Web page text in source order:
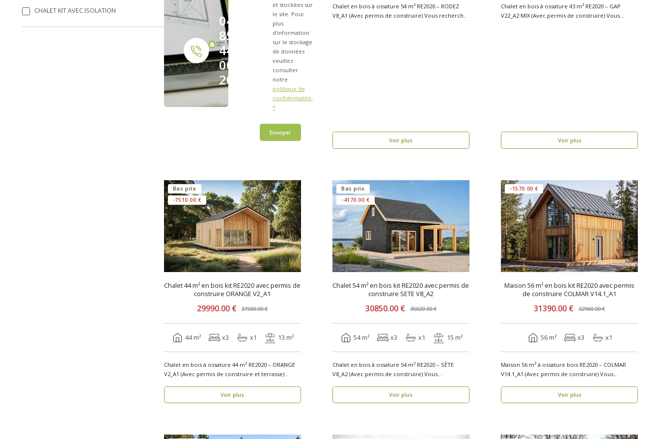
CHALET KIT AVEC ISOLATION
04
85
44
00
20
et stockées sur
le site. Pour
plus
d'information
sur le stockage
de données
veuillez
consulter
notre
politique de
confidentialité.
*
Envoyer
Chalet en bois à ossature 54 m² RE2020 – RODEZ
V8_A1 (Avec permis de construire) Vous recherch..
Voir plus
Chalet en bois à ossature 43 m² RE2020 – GAP
V22_A2 MIX (Avec permis de construire) Vous
Voir plus
Bas prix
-7510.00 €
Chalet 44 m² en bois kit RE2020 avec permis de
construire ORANGE V2_A1
29990.00 € 37500.00 €
44 m² x3 x1 13 m²
Chalet en bois à ossature 44 m² RE2020 – ORANGE
Voir plus
Bas prix
-4170.00 €
Chalet 54 m² en bois kit RE2020 avec permis de
construire SETE V8_A2
30850.00 € 35020.00 €
54 m² x3 x1 15 m²
Chalet en bois à ossature 54 m² RE2020 – SÈTE
V8_A2 (Avec permis de construire) Vous
Voir plus
-1570.00 €
Maison 56 m² en bois kit RE2020 avec permis
de construire COLMAR V14.1_A1
31390.00 € 32960.00 €
56 m² x3 x1
Maison 56 m² à ossature bois RE2020 – COLMAR
V14.1_A1 (Avec permis de construire) Vous
Voir plus